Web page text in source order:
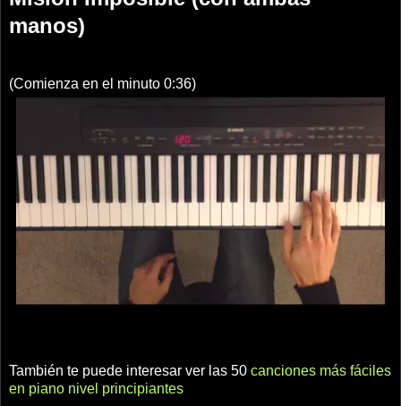
manos)
(Comienza en el minuto 0:36)
También te puede interesar ver las 50 canciones más fáciles
en piano nivel principiantes